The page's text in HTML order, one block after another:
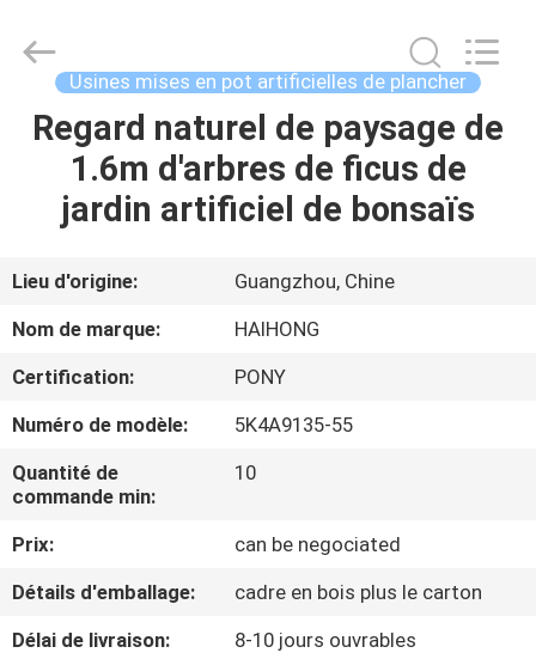
MAISON
PRODUITS
VIDÉOS
PROPOS
DE
NOUS
VISITE
DE
L'USINE
Reserved.
Usines mises en pot artificielles de plancher
Regard naturel de paysage de
1.6m d'arbres de ficus de
jardin artificiel de bonsaïs
Lieu d'origine:
Guangzhou, Chine
Nom de marque:
HAIHONG
Certification:
PONY
Numéro de modèle:
5K4A9135-55
Quantité de
commande min:
10
Prix:
can be negociated
Détails d'emballage:
cadre en bois plus le carton
Délai de livraison:
8-10 jours ouvrables